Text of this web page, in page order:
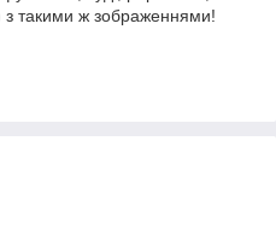
такими ж зображеннями!